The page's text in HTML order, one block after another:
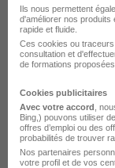
HLM
HLM Bourgoin-
Ils nous permettent
d'améliorer nos produits
rapide et fluide.
Ces cookies ou
consultation et
de formations proposées.
Cookies publicitaires
Avec votre accord ,
Bing,) pouvons utiliser
offres d’emploi ou des
probabilités de trouver
Nos partenaires
votre profil et de vos